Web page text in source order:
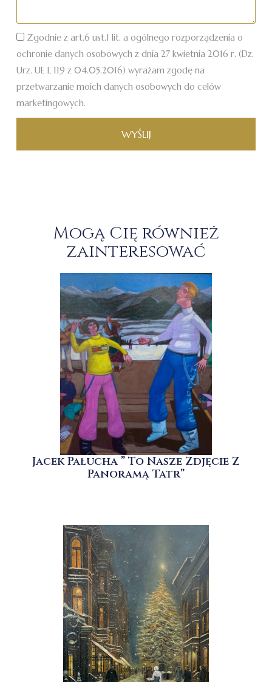
Zgodnie z art.6 ust.1 lit. a ogólnego rozporządzenia o
ochronie danych osobowych z dnia 27 kwietnia 2016 r. (Dz.
Urz. UE L 119 z 04.05.2016) wyrażam zgodę na
przetwarzanie moich danych osobowych do celów
marketingowych.
WYŚLIJ
Mogą Cię również
zainteresować
Jacek Pałucha ” To Nasze Zdjęcie Z
Panoramą Tatr”